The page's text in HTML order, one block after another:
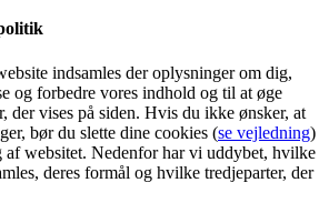
indsamles der oplysninger om dig,
og forbedre vores indhold og til at øge
der vises på siden. Hvis du ikke ønsker, at
bør du slette dine cookies (se vejledning)
af websitet. Nedenfor har vi uddybet, hvilke
deres formål og hvilke tredjeparter, der